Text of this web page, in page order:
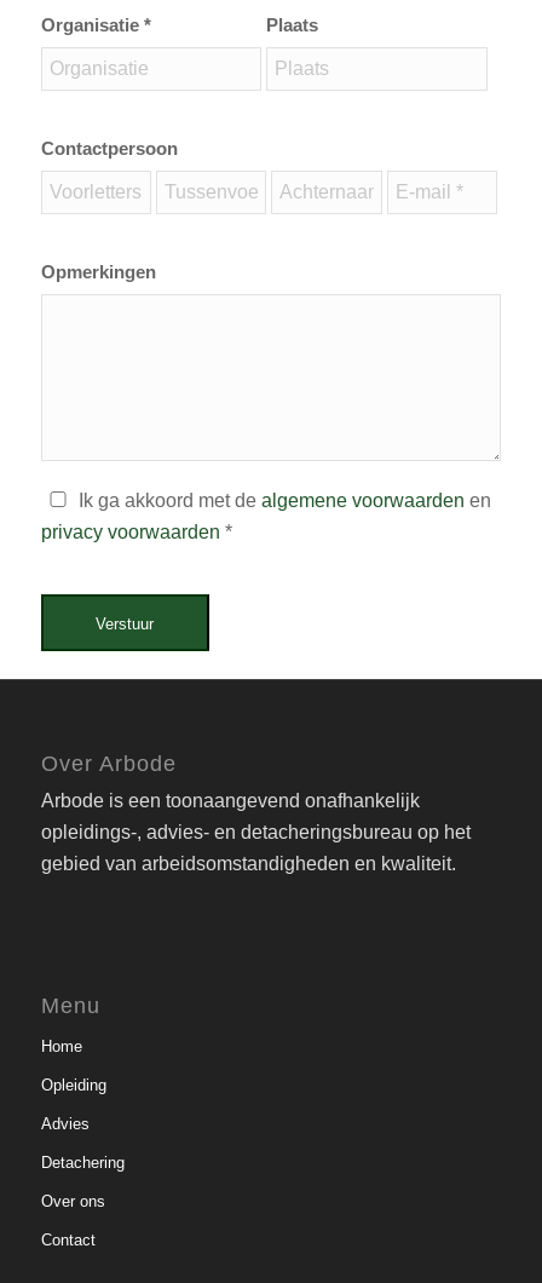
Organisatie * Plaats
Contactpersoon
Opmerkingen
Ik ga akkoord met de algemene voorwaarden en
privacy voorwaarden *
Verstuur
Over Arbode
Arbode is een toonaangevend onafhankelijk
opleidings-, advies- en detacheringsbureau op het
gebied van arbeidsomstandigheden en kwaliteit.
Menu
Home
Opleiding
Advies
Detachering
Over ons
Contact